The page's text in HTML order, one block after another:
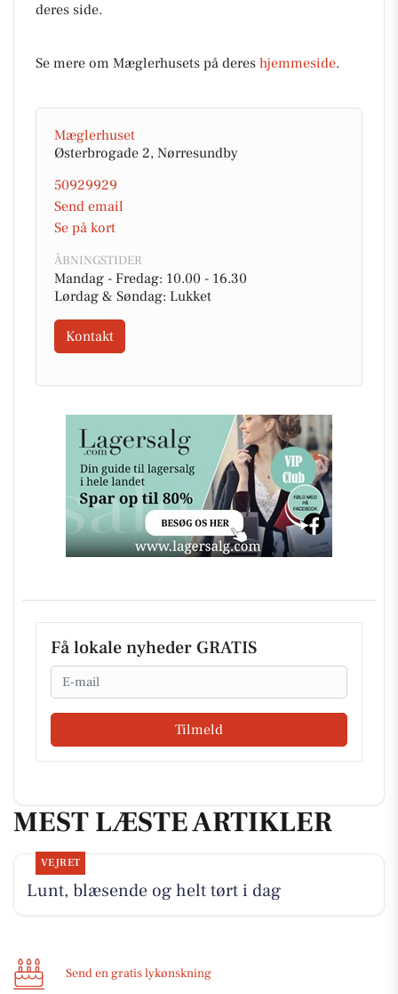
deres side.
Se mere om Mæglerhusets på deres hjemmeside.
Mæglerhuset
Østerbrogade 2, Nørresundby
50929929
Send email
Se på kort
ÅBNINGSTIDER
Mandag - Fredag: 10.00 - 16.30
Lørdag & Søndag: Lukket
Kontakt
Få lokale nyheder GRATIS
Email
Tilmeld
MEST LÆSTE ARTIKLER
VEJRET
Lunt, blæsende og helt tørt i dag
Send en gratis lykønskning